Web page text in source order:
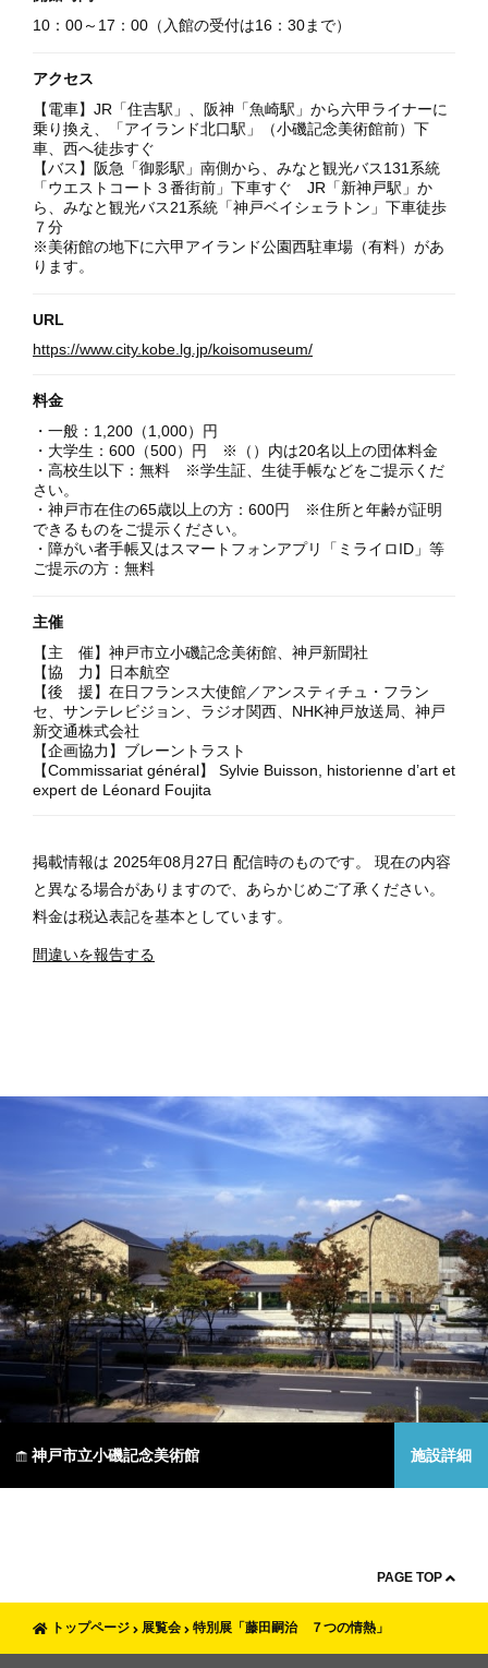
10：00～17：00（入館の受付は16：30まで）
アクセス
【電車】JR「住吉駅」、阪神「魚崎駅」から六甲ライナーに
乗り換え、「アイランド北口駅」（小磯記念美術館前）下
車、西へ徒歩すぐ
【バス】阪急「御影駅」南側から、みなと観光バス131系統
「ウエストコート３番街前」下車すぐ JR「新神戸駅」か
ら、みなと観光バス21系統「神戸ベイシェラトン」下車徒歩
７分
※美術館の地下に六甲アイランド公園西駐車場（有料）があ
ります。
URL
https://www.city.kobe.lg.jp/koisomuseum/
料金
・一般：1,200（1,000）円
・大学生：600（500）円 ※（）内は20名以上の団体料金
・高校生以下：無料 ※学生証、生徒手帳などをご提示くだ
さい。
・神戸市在住の65歳以上の方：600円 ※住所と年齢が証明
できるものをご提示ください。
・障がい者手帳又はスマートフォンアプリ「ミライロID」等
ご提示の方：無料
主催
【主 催】神戸市立小磯記念美術館、神戸新聞社
【協 力】日本航空
【後 援】在日フランス大使館／アンスティチュ・フラン
セ、サンテレビジョン、ラジオ関西、NHK神戸放送局、神戸
新交通株式会社
【企画協力】ブレーントラスト
【Commissariat général】 Sylvie Buisson, historienne d’art et
expert de Léonard Foujita
掲載情報は 2025年08月27日 配信時のものです。 現在の内容
と異なる場合がありますので、あらかじめご了承ください。
料金は税込表記を基本としています。
間違いを報告する
神戸市立小磯記念美術館 施設詳細
PAGE TOP
トップページ 展覧会 特別展「藤田嗣治 ７つの情熱」